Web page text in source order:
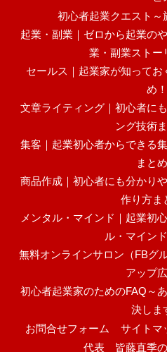
初心者起業クエスト～
起業・副業｜ゼロから起業の
業・副業ストー
セールス｜起業家が知ってお
め！
文章ライティング｜初心者に
ング技術
集客｜起業初心者からできる
まとめ
商品作成｜初心者にも分かり
作り方ま
メンタル・マインド｜起業初
ル・マイン
無料オンラインサロン（FBグ
アップ広
初心者起業家のためのFAQ～
決しま
お問合せフォーム
サイトマ
代表 皆藤直季